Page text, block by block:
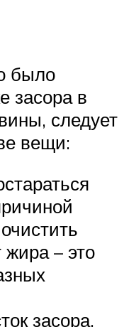
было
засора в
следует
вещи:
жира – это
засора.